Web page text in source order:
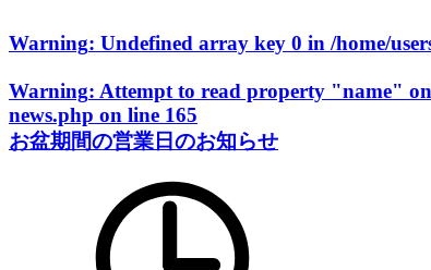
Warning: Undefined array key 0 in /home/
Warning: Attempt to read property "name"
news.php on line 165
お盆期間の営業日のお知らせ